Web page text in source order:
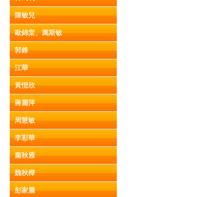
陳敏兒
歐錦棠、萬斯敏
郭鋒
江華
黃愷欣
蔣麗萍
周慧敏
李彩華
龐秋雁
魏秋樺
彭家麗